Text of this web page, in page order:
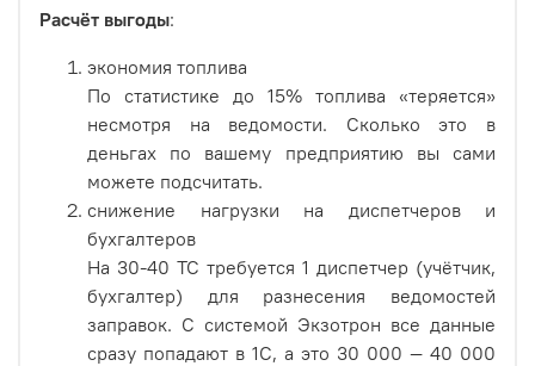
Расчёт выгоды:
экономия топлива
По статистике до 15% топлива «теряется»
несмотря на ведомости. Сколько это в
деньгах по вашему предприятию вы сами
можете подсчитать.
снижение нагрузки на диспетчеров и
бухгалтеров
На 30-40 ТС требуется 1 диспетчер (учётчик,
бухгалтер) для разнесения ведомостей
заправок. С системой Экзотрон все данные
сразу попадают в 1С, а это 30 000 — 40 000